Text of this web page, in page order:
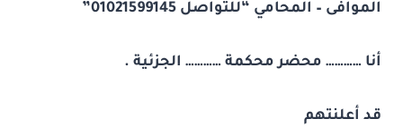
الموافى – المحامي “للتواصل 01021599145”
أنا ………… محضر محكمة ………… الجزئية .
قد أعلنتهم